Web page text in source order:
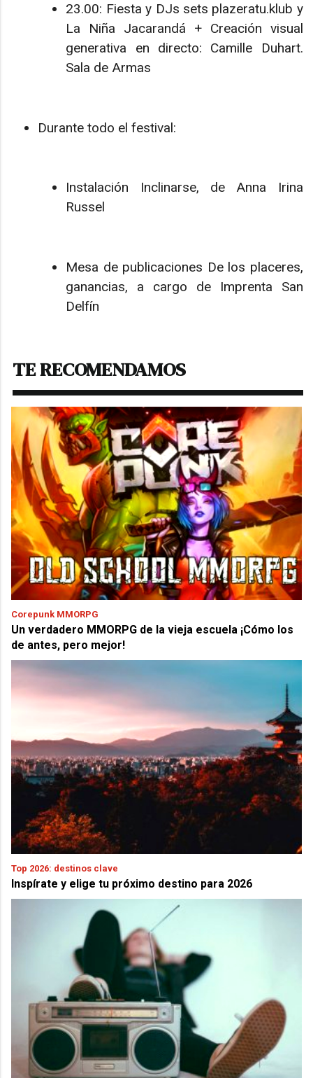
23.00: Fiesta y DJs sets plazeratu.klub y
La Niña Jacarandá + Creación visual
generativa en directo: Camille Duhart.
Sala de Armas
Durante todo el festival:
Instalación Inclinarse, de Anna Irina
Russel
Mesa de publicaciones De los placeres,
ganancias, a cargo de Imprenta San
Delfín
TE RECOMENDAMOS
Corepunk MMORPG
Un verdadero MMORPG de la vieja escuela ¡Cómo los
de antes, pero mejor!
Top 2026: destinos clave
Inspírate y elige tu próximo destino para 2026